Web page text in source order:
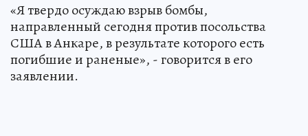
«Я твердо осуждаю взрыв бомбы,
направленный сегодня против посольства
США в Анкаре, в результате которого есть
погибшие и раненые», - говорится в его
заявлении.